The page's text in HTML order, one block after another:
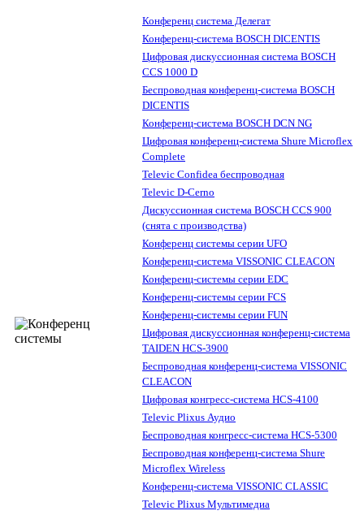
Конференц система Делегат
Конференц-система BOSCH DICENTIS
Цифровая дискуссионная система BOSCH
CCS 1000 D
Беспроводная конференц-система BOSCH
DICENTIS
Конференц-система BOSCH DCN NG
Цифровая конференц-система Shure Microflex
Complete
Televic Confidea беспроводная
Televic D-Cerno
Дискуссионная система BOSCH CCS 900
(снята с производства)
Конференц системы серии UFO
Конференц-система VISSONIC CLEACON
Конференц-системы серии EDC
Конференц-системы серии FCS
Конференц-системы серии FUN
Цифровая дискуссионная конференц-система
TAIDEN HCS-3900
Беспроводная конференц-система VISSONIC
CLEACON
Цифровая конгресс-система HCS-4100
Televic Plixus Аудио
Беспроводная конгресс-система HCS-5300
Беспроводная конференц-система Shure
Microflex Wireless
Конференц-система VISSONIC CLASSIC
Televic Plixus Мультимедиа